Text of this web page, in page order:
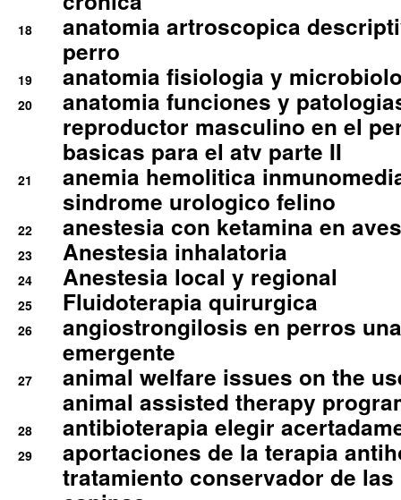
18
anatomia artroscopica
perro
19 anatomia fisiologia y
20
anatomia funciones y
reproductor masculino en el
basicas para el atv parte II
21
anemia hemolitica
sindrome urologico felino
22 anestesia con ketamina en
23 Anestesia inhalatoria
24 Anestesia local y regional
25 Fluidoterapia quirurgica
26
angiostrongilosis en perros
emergente
27
animal welfare issues on the
animal assisted therapy
28 antibioterapia elegir
29
aportaciones de la terapia
tratamiento conservador de